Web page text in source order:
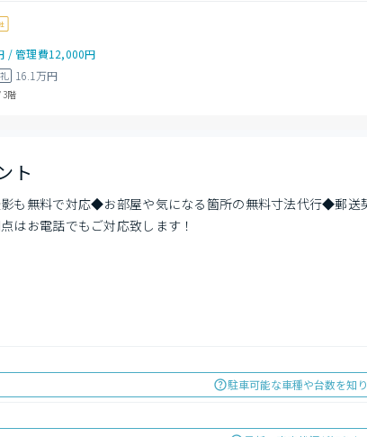
/管理費12,000円
礼 16.1万円
3階
ト
も無料で対応◆お部屋や気になる箇所の無料寸法代行◆郵
はお電話でもご対応致します！
駐車可能な車種や台数を知